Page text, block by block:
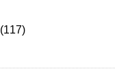
(117)